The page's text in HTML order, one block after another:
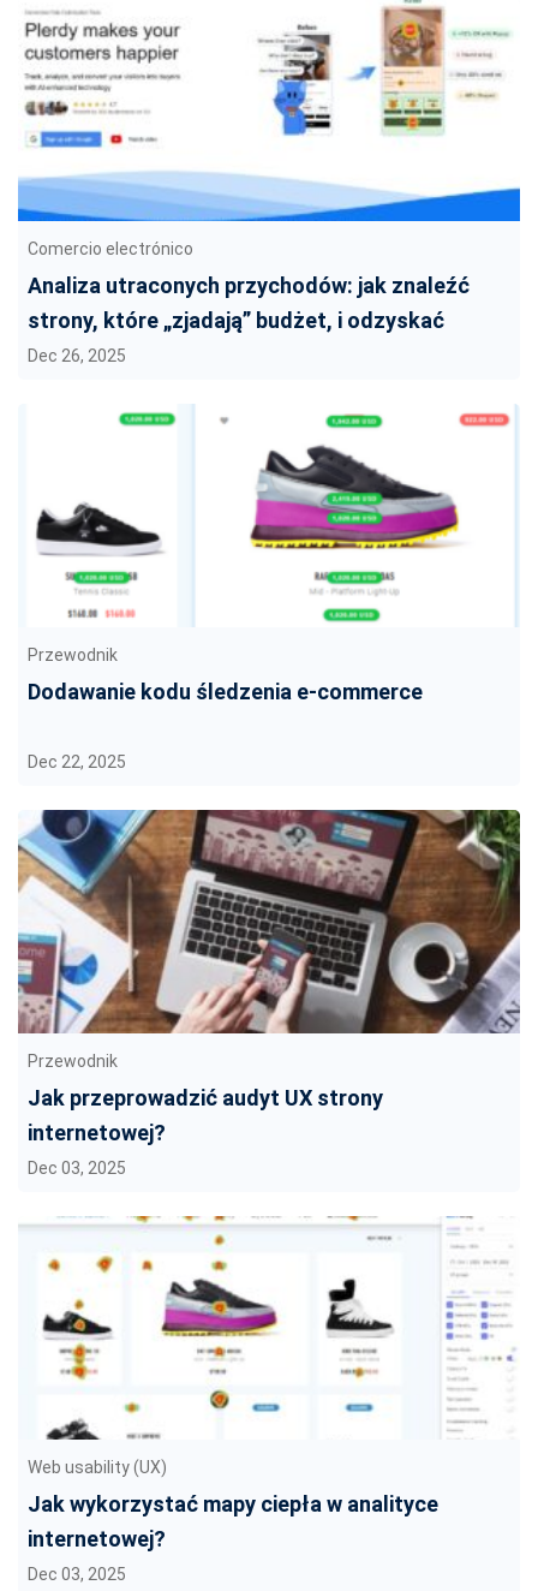
Comercio electrónico
Analiza utraconych przychodów: jak znaleźć
strony, które „zjadają” budżet, i odzyskać
sprzedaż
Dec 26, 2025
Przewodnik
Dodawanie kodu śledzenia e-commerce
Dec 22, 2025
Przewodnik
Jak przeprowadzić audyt UX strony
internetowej?
Dec 03, 2025
Web usability (UX)
Jak wykorzystać mapy ciepła w analityce
internetowej?
Dec 03, 2025